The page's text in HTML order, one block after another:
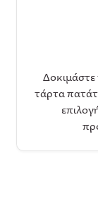
τάρτα